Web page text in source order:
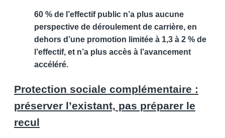
60 % de l’effectif public n’a plus aucune
perspective de déroulement de carrière, en
dehors d’une promotion limitée à 1,3 à 2 % de
l’effectif, et n’a plus accès à l’avancement
accéléré.
Protection sociale complémentaire :
préserver l’existant, pas préparer le
recul